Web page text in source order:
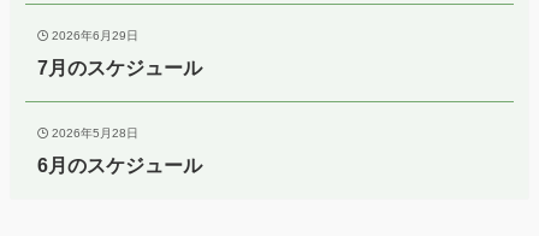
2026年6月29日
7月のスケジュール
2026年5月28日
6月のスケジュール